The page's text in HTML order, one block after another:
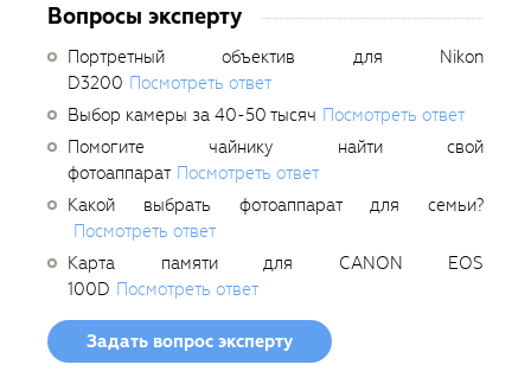
Вопросы эксперту
Портретный объектив для Nikon
D3200 Посмотреть ответ
Выбор камеры за 40-50 тысяч Посмотреть ответ
Помогите чайнику найти свой
фотоаппарат Посмотреть ответ
Какой выбрать фотоаппарат для семьи?
Посмотреть ответ
Карта памяти для CANON EOS
100D Посмотреть ответ
Задать вопрос эксперту